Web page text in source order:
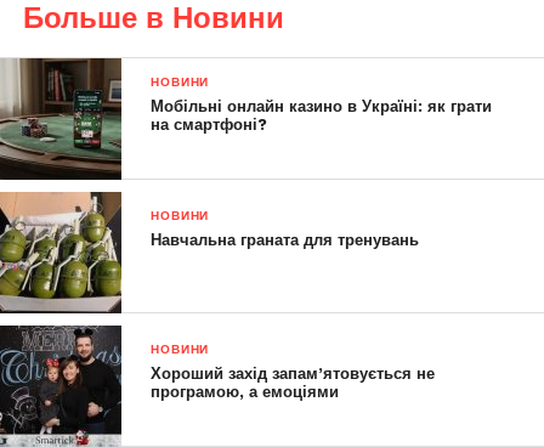
Больше в Новини
НОВИНИ
Мобільні онлайн казино в Україні: як грати
на смартфоні?
НОВИНИ
Навчальна граната для тренувань
НОВИНИ
Хороший захід запам’ятовується не
програмою, а емоціями